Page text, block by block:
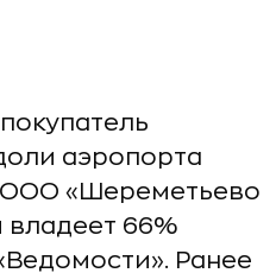
аэропорта
«Шереметьево
владеет 66%
Ранее